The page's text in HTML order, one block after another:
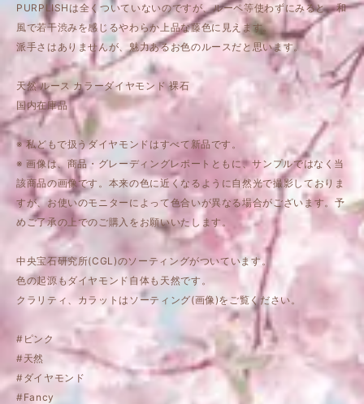
PURPLISHは全くついていないのですが、ルーペ等使わずにみると、和
風で若干渋みを感じるやわらか上品な藤色に見えます。
派手さはありませんが、魅力あるお色のルースだと思います。
天然 ルース カラーダイヤモンド 裸石
国内在庫品
※ 私どもで扱うダイヤモンドはすべて新品です。
※ 画像は、商品・グレーディングレポートともに、サンプルではなく当
該商品の画像です。本来の色に近くなるように自然光で撮影しておりま
すが、お使いのモニターによって色合いが異なる場合がございます。予
めご了承の上でのご購入をお願いいたします。
中央宝石研究所(CGL)のソーティングがついています。
色の起源もダイヤモンド自体も天然です。
クラリティ、カラットはソーティング(画像)をご覧ください。
#ピンク
#天然
#ダイヤモンド
#Fancy